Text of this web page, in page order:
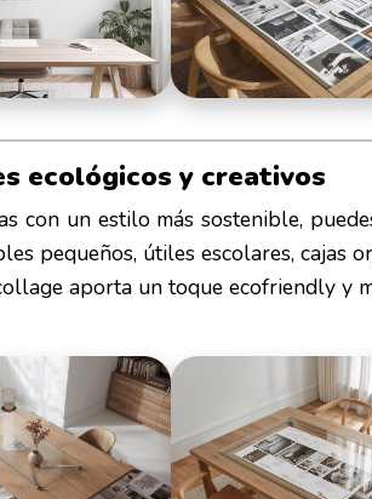
ecológicos y creativos
con un estilo más sostenible,
pequeños, útiles escolares, cajas
aporta un toque ecofriendly y